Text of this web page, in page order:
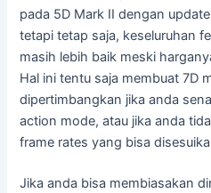
pada 5D Mark II dengan
tetapi tetap saja, keseluruhan
masih lebih baik meski
Hal ini tentu saja membuat 7D
dipertimbangkan jika anda
action mode, atau jika anda
frame rates yang bisa
Jika anda bisa membiasakan